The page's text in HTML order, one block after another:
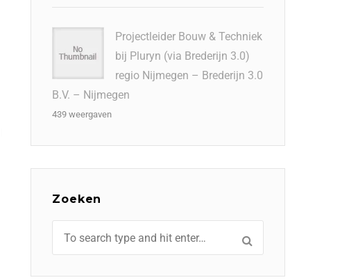
Projectleider Bouw & Techniek
bij Pluryn (via Brederijn 3.0)
regio Nijmegen – Brederijn 3.0
B.V. – Nijmegen
439 weergaven
Zoeken